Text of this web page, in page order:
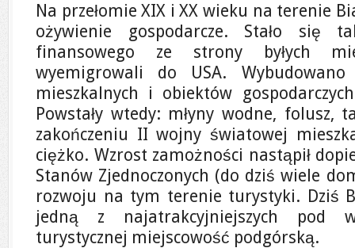
Na przełomie XIX i XX wieku na terenie
ożywienie gospodarcze. Stało się
finansowego ze strony byłych
wyemigrowali do USA.
mieszkalnych i obiektów
Powstały wtedy: młyny wodne, folusz,
zakończeniu II wojny światowej
ciężko. Wzrost zamożności nastąpił
Stanów Zjednoczonych (do dziś wiele
rozwoju na tym terenie turystyki. Dziś
jedną z najatrakcyjniejszych pod
turystycznej miejscowość podgórską.